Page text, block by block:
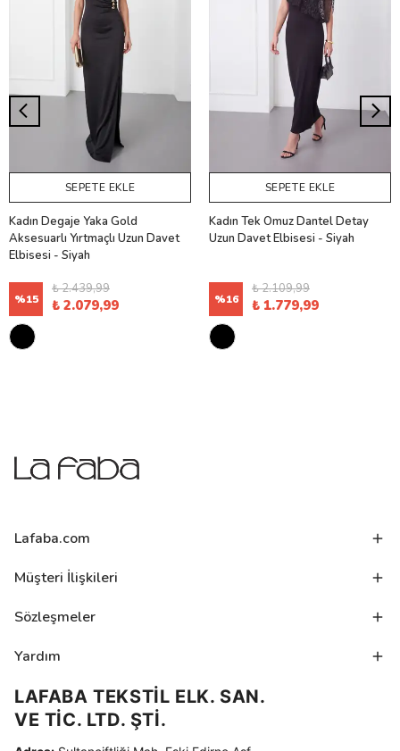
SEPETE EKLE
Kadın Degaje Yaka Gold
Aksesuarlı Yırtmaçlı Uzun Davet
Elbisesi - Siyah
%15
₺ 2.439,99
₺ 2.079,99
SEPETE EKLE
Kadın Tek Omuz Dantel Detay
Uzun Davet Elbisesi - Siyah
%16
₺ 2.109,99
₺ 1.779,99
Lafaba.com
Müşteri İlişkileri
Sözleşmeler
Yardım
LAFABA TEKSTİL ELK. SAN.
VE TİC. LTD. ŞTİ.